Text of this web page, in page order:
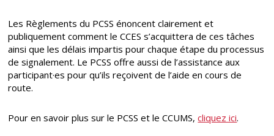
Les Règlements du PCSS énoncent clairement et
publiquement comment le CCES s’acquittera de ces tâches
ainsi que les délais impartis pour chaque étape du processus
de signalement. Le PCSS offre aussi de l’assistance aux
participant·es pour qu’ils reçoivent de l’aide en cours de
route.
Pour en savoir plus sur le PCSS et le CCUMS,cliquez ici.